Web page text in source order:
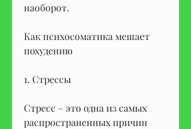
наоборот.
Как психосоматика мешает
похудению
1. Стрессы
Стресс – это одна из самых
распространенных причин